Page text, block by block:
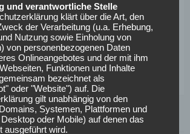
Transfergerüchte rund um den
findest du hier >>
und verantwortliche Stelle
klärt über die Art, den
der Verarbeitung (u.a. Erhebung,
Nutzung sowie Einholung von
von personenbezogenen Daten
Onlineangebotes und der mit ihm
Funktionen und Inhalte
bezeichnet als
oder "Website") auf. Die
gilt unabhängig von den
Systemen, Plattformen und
oder Mobile) auf denen das
ausgeführt wird.